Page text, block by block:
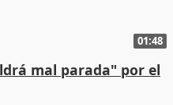
01:48
mal parada" por el